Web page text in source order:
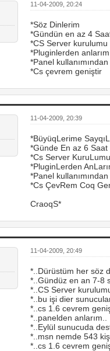
11-04-2009, 20:24
*Söz Dinlerim
*Gündün en az 4
*CS Server kurulumu
*Pluginlerden anlarım
*Panel kullanımından
*Cs çevrem geniştir
11-04-2009, 20:39
*BüyüqLerime
*Günde En az 6
*Cs Server
*PluginLerden
*Panel
*Cs ÇevRem Coq
CraoqS*
11-04-2009, 20:49
*..Dürüstüm her söz
*..Gündüz en an 7-8
*..CS Server
*..bu işi dier
*..cs 1.6 cevrem
*..panelden anlarım..
*..Eylül sunucuda
*..msn nemde 543
*..cs 1.6 cevrem